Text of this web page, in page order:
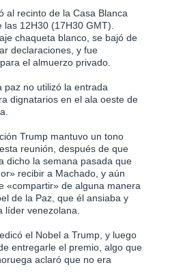
al recinto de la Casa Blanca
las 12H30 (17H30 GMT).
chaqueta blanco, se bajó de
declaraciones, y fue
el almuerzo privado.
paz no utilizó la entrada
dignatarios en el ala oeste de
Trump mantuvo un tono
reunión, después de que
dicho la semana pasada que
recibir a Machado, y aún
«compartir» de alguna manera
de la Paz, que él ansiaba y
líder venezolana.
el Nobel a Trump, y luego
entregarle el premio, algo que
aclaró que no era